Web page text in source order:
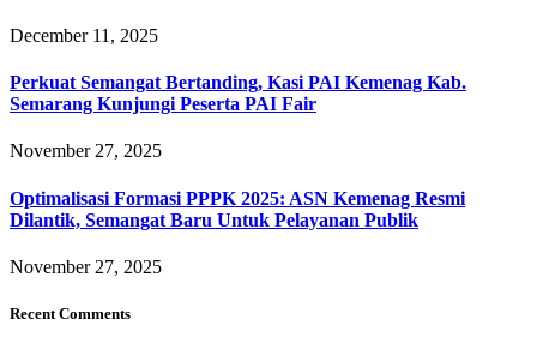
December 11, 2025
Perkuat Semangat Bertanding, Kasi PAI Kemenag Kab.
Semarang Kunjungi Peserta PAI Fair
November 27, 2025
Optimalisasi Formasi PPPK 2025: ASN Kemenag Resmi
Dilantik, Semangat Baru Untuk Pelayanan Publik
November 27, 2025
Recent Comments